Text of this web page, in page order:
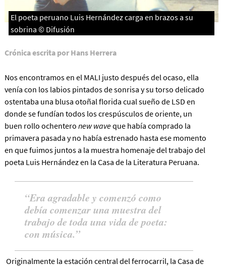
El poeta peruano Luis Hernández carga en brazos a su
sobrina © Difusión
Crónica escrita por Hans Herrera
Nos encontramos en el MALI justo después del ocaso, ella
venía con los labios pintados de sonrisa y su torso delicado
ostentaba una blusa otoñal florida cual sueño de LSD en
donde se fundían todos los crespúsculos de oriente, un
buen rollo ochentero new waveque había comprado la
primavera pasada y no había estrenado hasta ese momento
en que fuimos juntos a la muestra homenaje del trabajo del
poeta Luis Hernández en la Casa de la Literatura Peruana.
Era agradable y comenzó como
debía comenzar una muestra del
trabajo de toda una vida de poeta:
con música.
Originalmente la estación central del ferrocarril, la Casa de